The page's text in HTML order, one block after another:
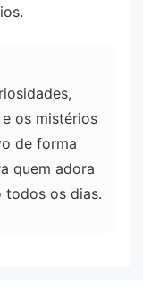
os mistérios
de forma
quem adora
todos os dias.